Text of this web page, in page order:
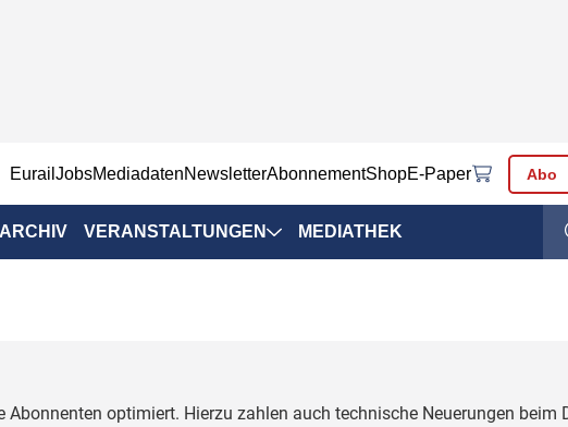
EurailJobsMediadatenNewsletterAbonnementShopE-Paper Abo
ARCHIV VERANSTALTUNGEN MEDIATHEK
optimiert. Hierzu zahlen auch technische Neuerungen beim